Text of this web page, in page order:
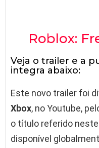
Roblox:
Veja o trailer e a
integra abaixo:
Este novo trailer foi
Xbox, no Youtube,
o título referido
disponível